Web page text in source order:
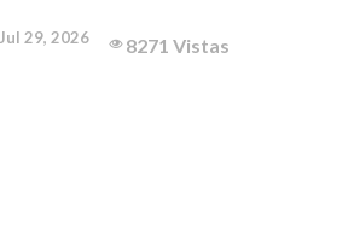
Jul 29, 2026 8271 Vistas